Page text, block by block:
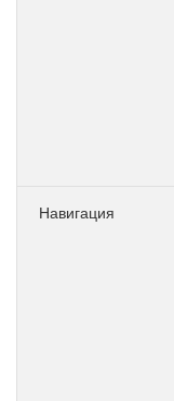
Навигация